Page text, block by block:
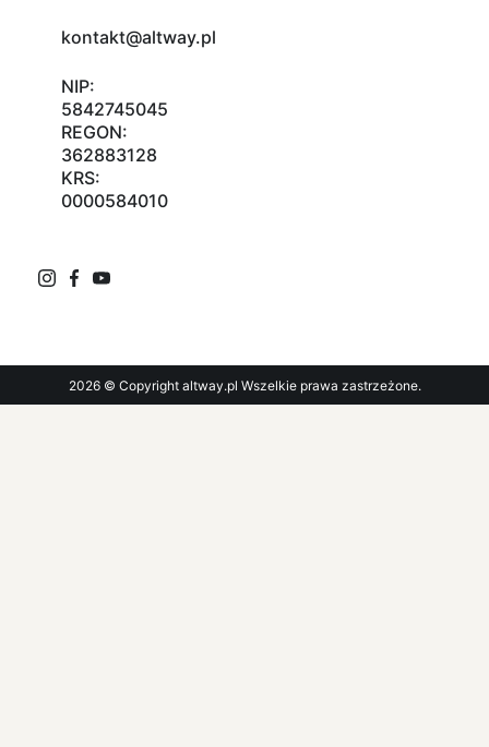
kontakt@altway.pl
NIP:
5842745045
REGON:
362883128
KRS:
0000584010